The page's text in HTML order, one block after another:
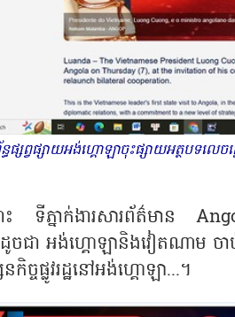
ធផ្សព្វផ្សាយអង់ហ្គោឡាចុះផ្សាយអត្ថបទ
ះ ទីភ្នាក់ងារសារព័ត៌មាន
ចជា អង់ហ្គោឡានិងវៀតណាម ចាប់
ច្ចផ្លូវរដ្ឋនៅអង់ហ្គោឡា...។